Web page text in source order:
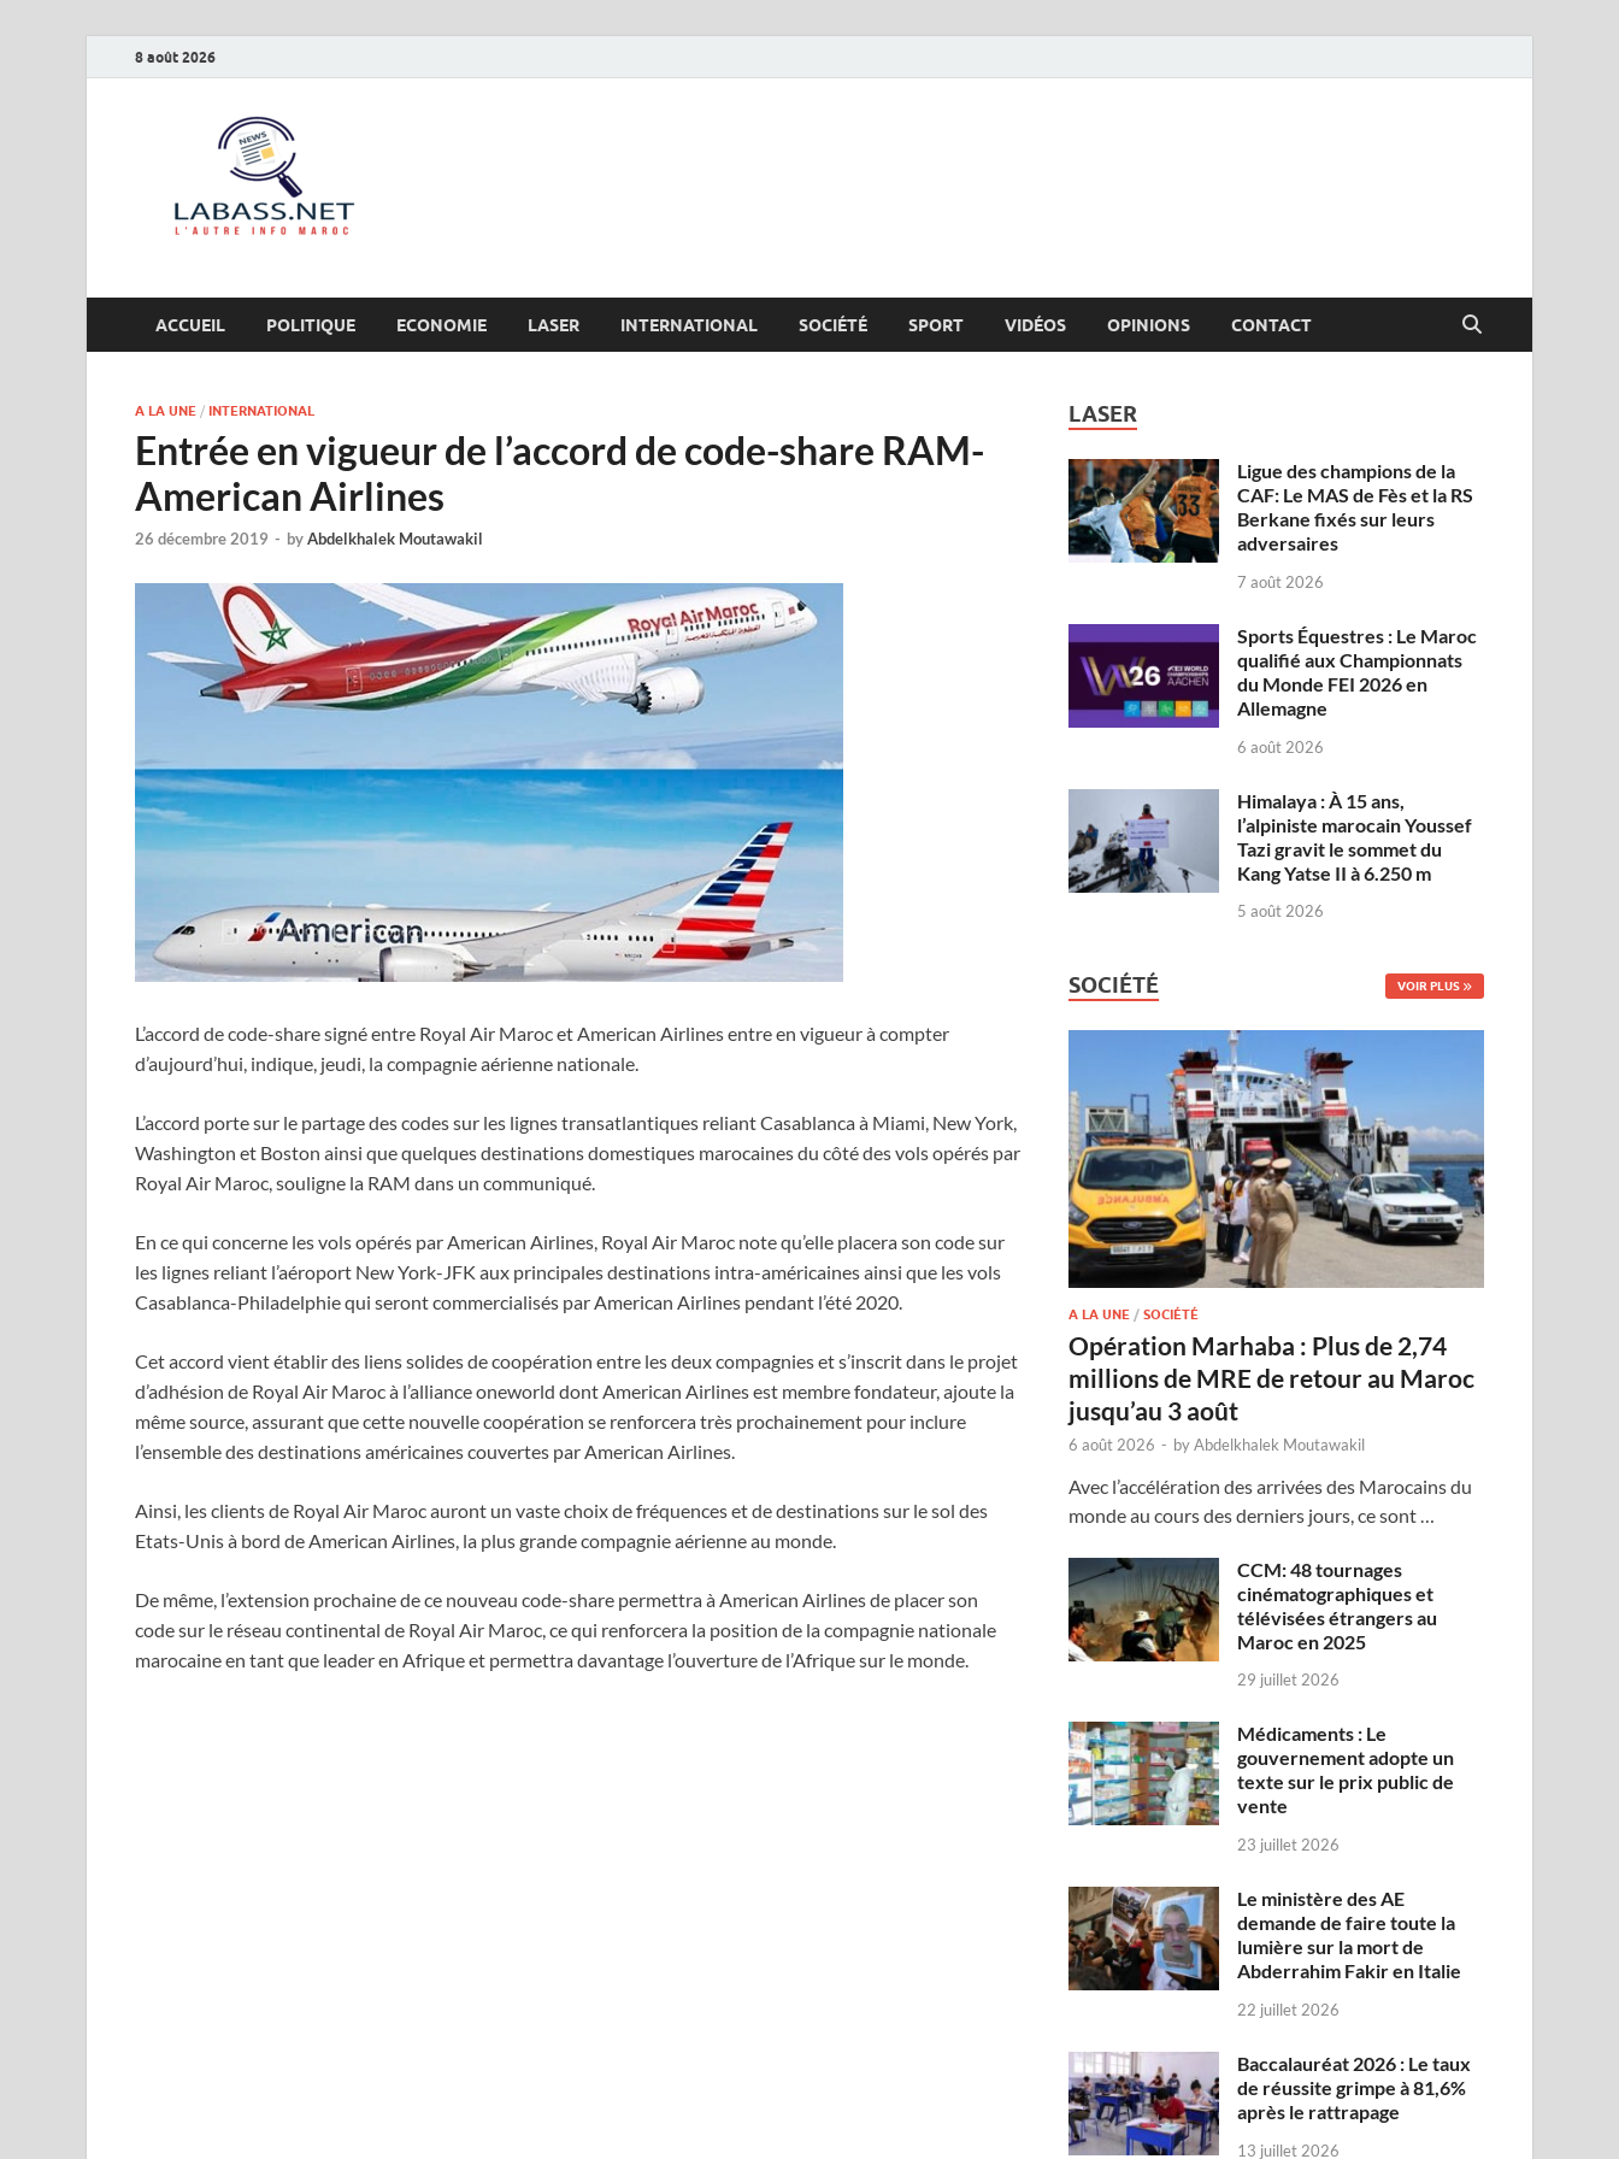
8 août 2026
ACCUEIL POLITIQUE ECONOMIE LASER INTERNATIONAL SOCIÉTÉ SPORT VIDÉOS OPINIONS CONTACT
A LA UNE / INTERNATIONAL
Entrée en vigueur de l’accord de code-share RAM-
American Airlines
26 décembre 2019 - byAbdelkhalek Moutawakil
L’accord de code-share signé entre Royal Air Maroc et American Airlines entre en vigueur à compter
d’aujourd’hui, indique, jeudi, la compagnie aérienne nationale.
L’accord porte sur le partage des codes sur les lignes transatlantiques reliant Casablanca à Miami, New York,
Washington et Boston ainsi que quelques destinations domestiques marocaines du côté des vols opérés par
Royal Air Maroc, souligne la RAM dans un communiqué.
En ce qui concerne les vols opérés par American Airlines, Royal Air Maroc note qu’elle placera son code sur
les lignes reliant l’aéroport New York-JFK aux principales destinations intra-américaines ainsi que les vols
Casablanca-Philadelphie qui seront commercialisés par American Airlines pendant l’été 2020.
Cet accord vient établir des liens solides de coopération entre les deux compagnies et s’inscrit dans le projet
d’adhésion de Royal Air Maroc à l’alliance oneworld dont American Airlines est membre fondateur, ajoute la
même source, assurant que cette nouvelle coopération se renforcera très prochainement pour inclure
l’ensemble des destinations américaines couvertes par American Airlines.
Ainsi, les clients de Royal Air Maroc auront un vaste choix de fréquences et de destinations sur le sol des
Etats-Unis à bord de American Airlines, la plus grande compagnie aérienne au monde.
De même, l’extension prochaine de ce nouveau code-share permettra à American Airlines de placer son
code sur le réseau continental de Royal Air Maroc, ce qui renforcera la position de la compagnie nationale
marocaine en tant que leader en Afrique et permettra davantage l’ouverture de l’Afrique sur le monde.
LASER
Ligue des champions de la
CAF: Le MAS de Fès et la RS
Berkane fixés sur leurs
adversaires
7 août 2026
Sports Équestres : Le Maroc
qualifié aux Championnats
du Monde FEI 2026 en
Allemagne
6 août 2026
Himalaya : À 15 ans,
l’alpiniste marocain Youssef
Tazi gravit le sommet du
Kang Yatse II à 6.250 m
5 août 2026
SOCIÉTÉ VOIR PLUS
A LA UNE /SOCIÉTÉ
Opération Marhaba : Plus de 2,74
millions de MRE de retour au Maroc
jusqu’au 3 août
6 août 2026 - byAbdelkhalek Moutawakil
Avec l’accélération des arrivées des Marocains du
monde au cours des derniers jours, ce sont …
CCM: 48 tournages
cinématographiques et
télévisées étrangers au
Maroc en 2025
29 juillet 2026
Médicaments : Le
gouvernement adopte un
texte sur le prix public de
vente
23 juillet 2026
Le ministère des AE
demande de faire toute la
lumière sur la mort de
Abderrahim Fakir en Italie
22 juillet 2026
Baccalauréat 2026 : Le taux
de réussite grimpe à 81,6%
après le rattrapage
13 juillet 2026